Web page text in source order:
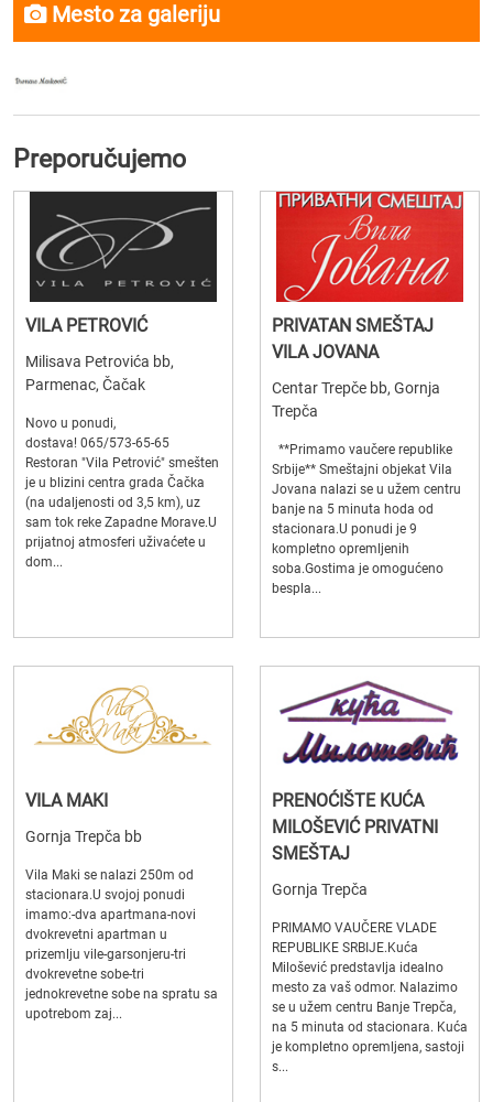
Mesto za galeriju
Preporučujemo
VILA PETROVIĆ
Milisava Petrovića bb,
Parmenac, Čačak
Novo u ponudi,
dostava! 065/573-65-65
Restoran "Vila Petrović" smešten
je u blizini centra grada Čačka
(na udaljenosti od 3,5 km), uz
sam tok reke Zapadne Morave.U
prijatnoj atmosferi uživaćete u
dom...
PRIVATAN SMEŠTAJ
VILA JOVANA
Centar Trepče bb, Gornja
Trepča
**Primamo vaučere republike
Srbije** Smeštajni objekat Vila
Jovana nalazi se u užem centru
banje na 5 minuta hoda od
stacionara.U ponudi je 9
kompletno opremljenih
soba.Gostima je omogućeno
bespla...
VILA MAKI
Gornja Trepča bb
Vila Maki se nalazi 250m od
stacionara.U svojoj ponudi
imamo:-dva apartmana-novi
dvokrevetni apartman u
prizemlju vile-garsonjeru-tri
dvokrevetne sobe-tri
jednokrevetne sobe na spratu sa
upotrebom zaj...
PRENOĆIŠTE KUĆA
MILOŠEVIĆ PRIVATNI
SMEŠTAJ
Gornja Trepča
PRIMAMO VAUČERE VLADE
REPUBLIKE SRBIJE.Kuća
Milošević predstavlja idealno
mesto za vaš odmor. Nalazimo
se u užem centru Banje Trepča,
na 5 minuta od stacionara. Kuća
je kompletno opremljena, sastoji
s...